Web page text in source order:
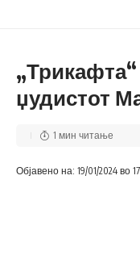
џудистот
Објавено на: 19/01/2024 во
1 мин читање